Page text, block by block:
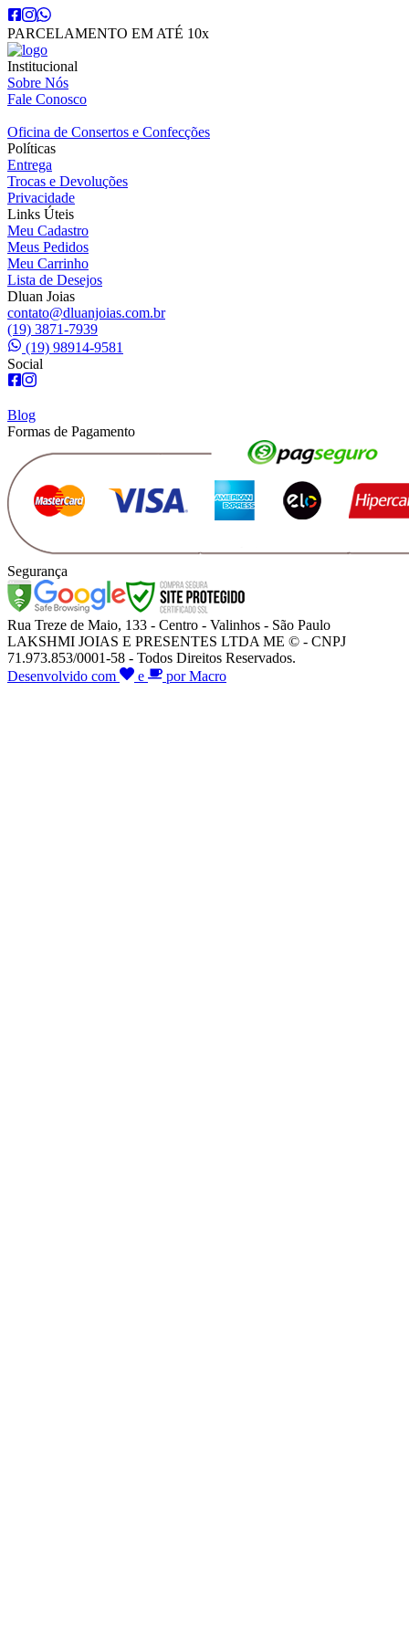
PARCELAMENTO EM ATÉ 10x
Institucional
Sobre Nós
Fale Conosco
Oficina de Consertos e Confecções
Políticas
Entrega
Trocas e Devoluções
Privacidade
Links Úteis
Meu Cadastro
Meus Pedidos
Meu Carrinho
Lista de Desejos
Dluan Joias
contato@dluanjoias.com.br
(19) 3871-7939
(19) 98914-9581
Social
Blog
Formas de Pagamento
Segurança
Rua Treze de Maio, 133 - Centro - Valinhos - São Paulo
LAKSHMI JOIAS E PRESENTES LTDA ME © - CNPJ
71.973.853/0001-58 - Todos Direitos Reservados.
Desenvolvido com
e por Macro